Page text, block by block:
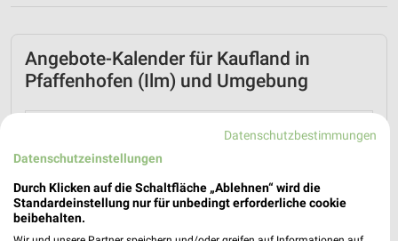
Angebote-Kalender für Kaufland in
Pfaffenhofen (Ilm) und Umgebung
Datenschutzbestimmungen
Datenschutzeinstellungen
Durch Klicken auf die Schaltfläche „Ablehnen“ wird die
Standardeinstellung nur für unbedingt erforderliche cookie
beibehalten.